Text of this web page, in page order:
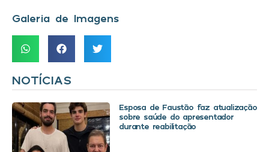
Galeria de Imagens
NOTÍCIAS
Esposa de Faustão faz atualização
sobre saúde do apresentador
durante reabilitação